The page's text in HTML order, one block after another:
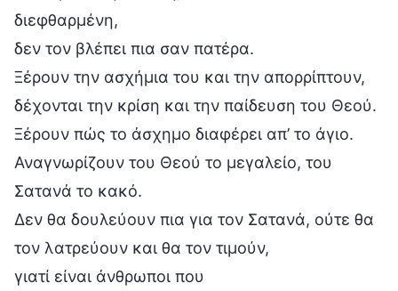
διεφθαρμένη,
δεν τον βλέπει πια σαν πατέρα.
Ξέρουν την ασχήμια του και την απορρίπτουν,
δέχονται την κρίση και την παίδευση του Θεού.
Ξέρουν πώς το άσχημο διαφέρει απ’ το άγιο.
Αναγνωρίζουν του Θεού το μεγαλείο, του
Σατανά το κακό.
Δεν θα δουλεύουν πια για τον Σατανά, ούτε θα
τον λατρεύουν και θα τον τιμούν,
γιατί είναι άνθρωποι που